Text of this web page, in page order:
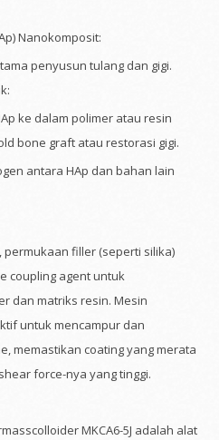
Nanokomposit:
penyusun tulang dan gigi.
ke dalam polimer atau resin
bone graft atau restorasi gigi.
antara HAp dan bahan lain
filler (seperti silika)
coupling agent untuk
dan matriks resin. Mesin
untuk mencampur dan
memastikan coating yang merata
force-nya yang tinggi.
MKCA6-5J adalah alat